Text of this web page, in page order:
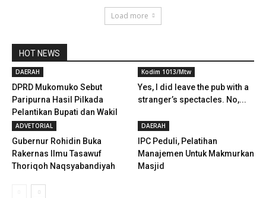
Load more
HOT NEWS
DAERAH
DPRD Mukomuko Sebut
Paripurna Hasil Pilkada
Pelantikan Bupati dan Wakil
Bupati...
Kodim 1013/Mtw
Yes, I did leave the pub with a
stranger’s spectacles. No,...
ADVETORIAL
Gubernur Rohidin Buka
Rakernas Ilmu Tasawuf
Thoriqoh Naqsyabandiyah
DAERAH
IPC Peduli, Pelatihan
Manajemen Untuk Makmurkan
Masjid